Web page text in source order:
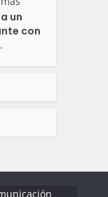
un
con